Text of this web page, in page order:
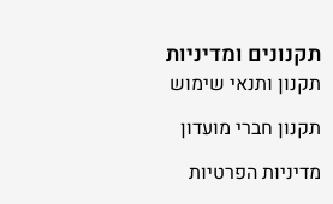
תקנונים ומדיניות
תקנון ותנאי שימוש
תקנון חברי מועדון
מדיניות הפרטיות